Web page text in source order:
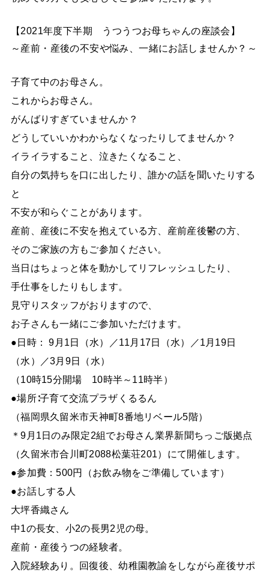
【2021年度下半期 うつうつお母ちゃんの座談会】
～産前・産後の不安や悩み、一緒にお話しませんか？～
子育て中のお母さん。
これからお母さん。
がんばりすぎていませんか？
どうしていいかわからなくなったりしてませんか？
イライラすること、泣きたくなること、
自分の気持ちを口に出したり、誰かの話を聞いたりする
と
不安が和らぐことがあります。
産前、産後に不安を抱えている方、産前産後鬱の方、
そのご家族の方もご参加ください。
当日はちょっと体を動かしてリフレッシュしたり、
手仕事をしたりもします。
見守りスタッフがおりますので、
お子さんも一緒にご参加いただけます。
●日時： 9月1日（水）／11月17日（水）／1月19日
（水）／3月9日（水）
（10時15分開場 10時半～11時半）
●場所∶子育て交流プラザくるるん
（福岡県久留米市天神町8番地リベール5階）
＊9月1日のみ限定2組でお母さん業界新聞ちっご版拠点
（久留米市合川町2088松葉荘201）にて開催します。
●参加費：500円（お飲み物をご準備しています）
●お話しする人
大坪香織さん
中1の長女、小2の長男2児の母。
産前・産後うつの経験者。
入院経験あり。回復後、幼稚園教諭をしながら産後サポ